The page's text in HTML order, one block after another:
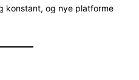
konstant, og nye platforme